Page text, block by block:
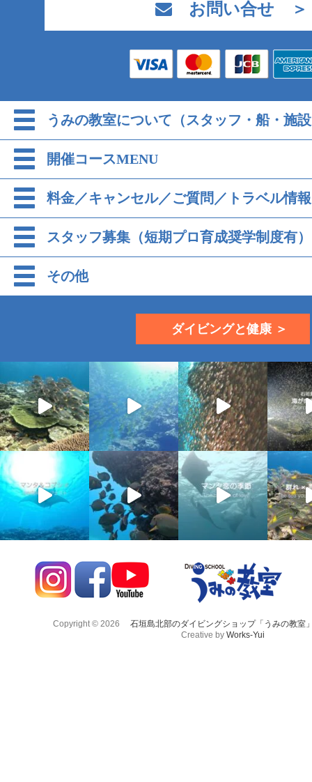
お問い合せ ＞
うみの教室について（スタッフ・船・施
開催コースMENU
料金／キャンセル／ご質問／トラベル情報
スタッフ募集（短期プロ育成奨学制度有）
その他
ダイビングと健康 ＞
Copyright © 2026
石垣島北部のダイビングショップ「うみの教室
Creative by Works-Yui